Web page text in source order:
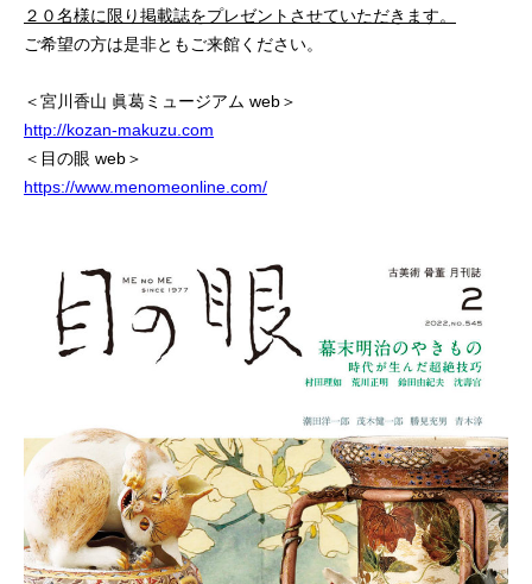
２０名様に限り掲載誌をプレゼントさせていただきます。
ご希望の方は是非ともご来館ください。
＜宮川香山 眞葛ミュージアム web＞
http://kozan-makuzu.com
＜目の眼 web＞
https://www.menomeonline.com/